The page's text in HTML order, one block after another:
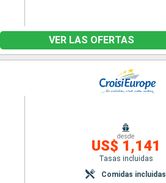
VER LAS OFERTAS
desde
US$ 1,141
Tasas incluidas
Comidas incluidas